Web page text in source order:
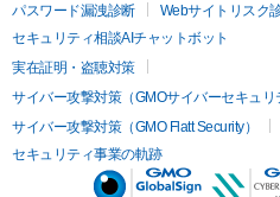
パスワード漏洩診断
Webサイトリスク
セキュリティ相談AIチャットボット
実在証明・盗聴対策
サイバー攻撃対策（GMOサイバーセキュリ
サイバー攻撃対策（GMO Flatt Security）
セキュリティ事業の軌跡